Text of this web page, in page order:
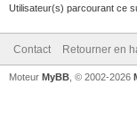
Utilisateur(s) parcourant ce
Contact Retourner en
Moteur MyBB , © 2002-2026